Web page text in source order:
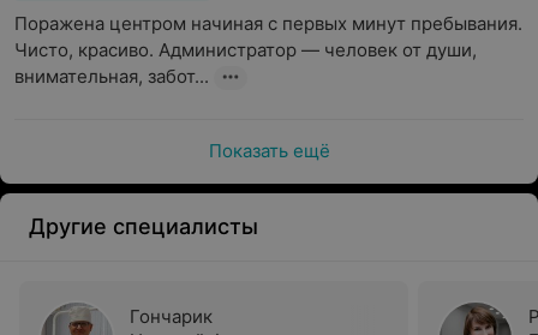
Поражена центром начиная с первых минут пребывания.
Чисто, красиво. Администратор — человек от души,
внимательная, забот...
Показать ещё
Другие специалисты
Гончарик